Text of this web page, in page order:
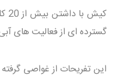
گسترده ای از فعالیت های
این تفریحات از غواصی